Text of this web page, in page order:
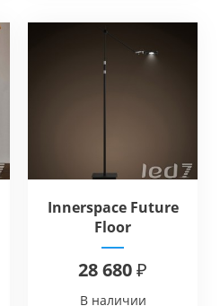
Innerspace Future
Floor
28 680 ₽
В наличии